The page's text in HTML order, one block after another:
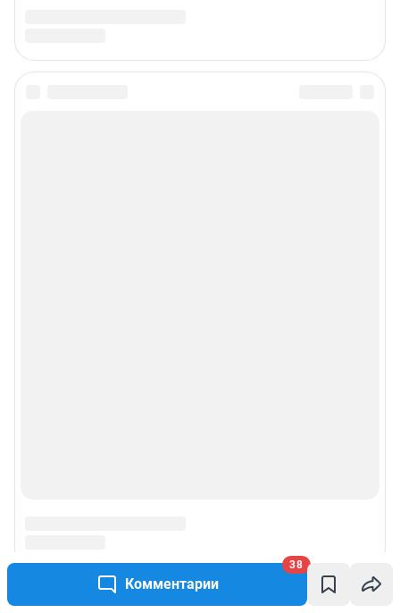
Комментарии
38